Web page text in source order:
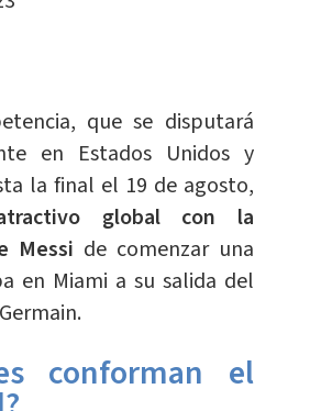
que se disputará
en Estados Unidos y
la final el 19 de agosto,
global con la
Messi de comenzar una
en Miami a su salida del
conforman el